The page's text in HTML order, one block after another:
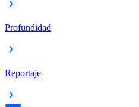
Profundidad
Reportaje